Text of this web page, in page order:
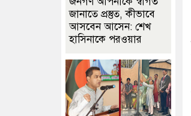
জানাতে প্রস্তুত, কীভাবে
আসবেন আসেন: শেখ
হাসিনাকে পরওয়ার